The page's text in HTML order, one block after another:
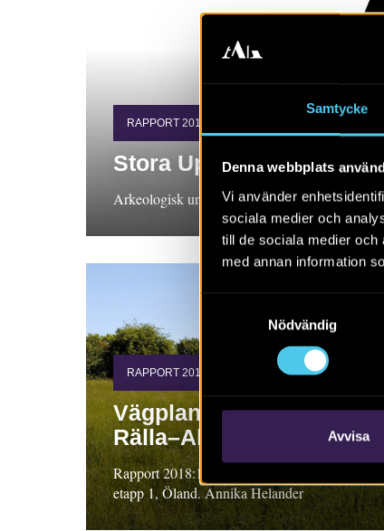
Samtycke
Denna webbplats
Vi använder
sociala medier och
till de sociala medier
med annan information
Nödvändig
Avvisa
RAPPORT 2018:52
Stora Uppåkra 8:8. UAC
Arkeologisk undersökning, Skåne Kennet
RAPPORT 2018:115
Vägplan för sträckan
Rälla–Algutsrum
Rapport 2018:115. Arkeologisk utredning,
etapp 1, Öland. Annika Helander